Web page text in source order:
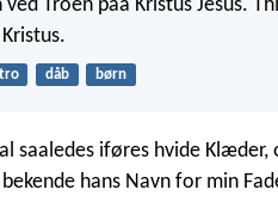
Troen paa Kristus Jesus.
tro dåb børn
saaledes iføres hvide
hans Navn for min